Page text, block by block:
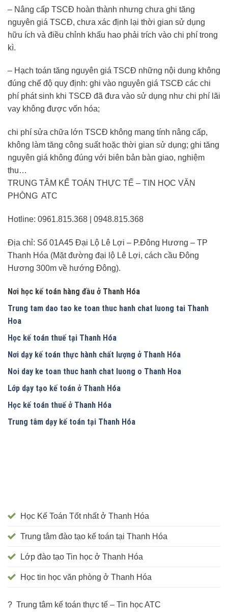
– Nâng cấp TSCĐ hoàn thành nhưng chưa ghi tăng
nguyên giá TSCĐ, chưa xác định lại thời gian sử dụng
hữu ích và điều chỉnh khấu hao phải trích vào chi phí trong
kì.
– Hạch toán tăng nguyên giá TSCĐ những nội dung không
đúng chế độ quy định: ghi vào nguyên giá TSCĐ các chi
phí phát sinh khi TSCĐ đã đưa vào sử dụng như chi phí lãi
vay không được vốn hóa;
chi phí sửa chữa lớn TSCĐ không mang tính nâng cấp,
không làm tăng công suất hoặc thời gian sử dụng; ghi tăng
nguyên giá không đúng với biên bản bàn giao, nghiệm
thu…
TRUNG TÂM KẾ TOÁN THỰC TẾ – TIN HỌC VĂN
PHÒNG ATC
Hotline: 0961.815.368 | 0948.815.368
Địa chỉ: Số 01A45 Đại Lộ Lê Lợi – P.Đông Hương – TP
Thanh Hóa (Mặt đường đại lộ Lê Lợi, cách cầu Đông
Hương 300m về hướng Đông).
Nơi học kế toán hàng đầu ở Thanh Hóa
Trung tam dao tao ke toan thuc hanh chat luong tai Thanh
Hoa
Học kế toán thuế tại Thanh Hóa
Nơi dạy kế toán thực hành chất lượng ở Thanh Hóa
Noi day ke toan thuc hanh chat luong o Thanh Hoa
Lớp dạy tạo kế toán ở Thanh Hóa
Học kế toán thuế ở Thanh Hóa
Trung tâm dạy kế toán tại Thanh Hóa
Học Kế Toán Tốt nhất ở Thanh Hóa
Trung tâm đào tạo kế toán tại Thanh Hóa
Lớp đào tạo Tin học ở Thanh Hóa
Học tin học văn phòng ở Thanh Hóa
? Trung tâm kế toán thực tế – Tin học ATC